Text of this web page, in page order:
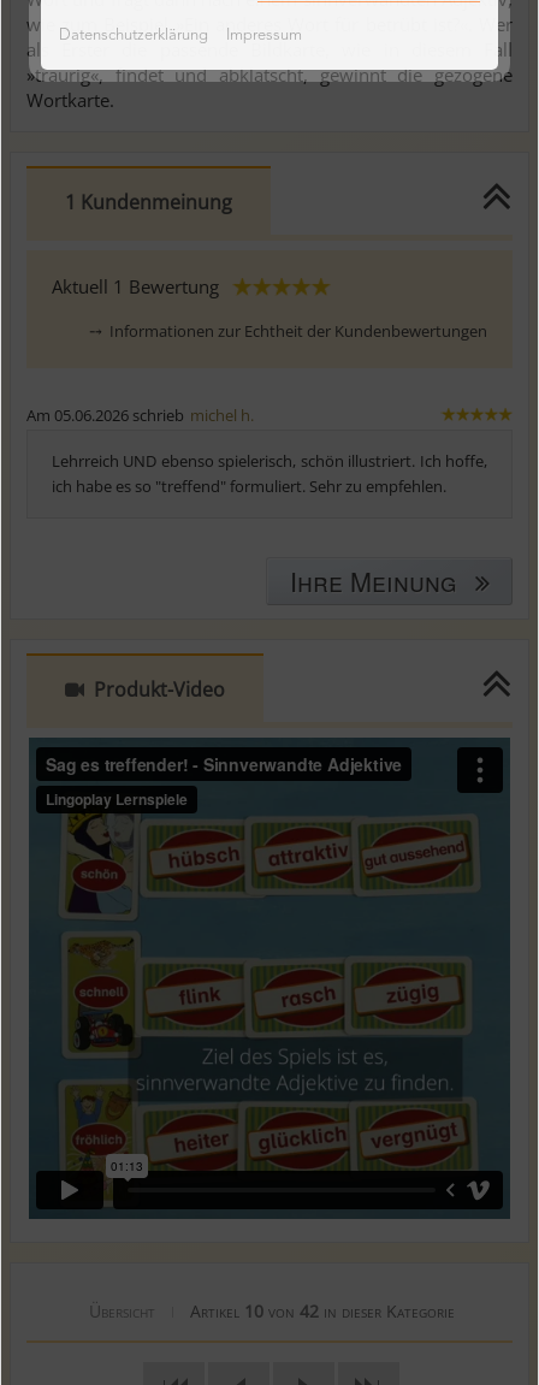
wie zum Beispiel »Ein anderes Wort für betrübt ist?«. Wer
als Erster die passende Bildkarte, wie in diesem Fall
»traurig«, findet und abklatscht, gewinnt die gezogene
Wortkarte.
1 Kundenmeinung
Aktuell 1 Bewertung
⤍ Informationen zur Echtheit der Kundenbewertungen
Am 05.06.2026 schrieb michel h.
Lehrreich UND ebenso spielerisch, schön illustriert. Ich hoffe,
ich habe es so "treffend" formuliert. Sehr zu empfehlen.
Ihre Meinung
Produkt-Video
Übersicht Artikel 10von 42in dieser Kategorie
Datenschutzerklärung Impressum